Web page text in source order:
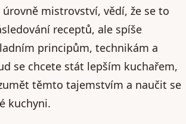
mistrovství, vědí, že se to
receptů, ale spíše
principům, technikám a
se chcete stát lepším kuchařem,
těmto tajemstvím a naučit se
kuchyni.